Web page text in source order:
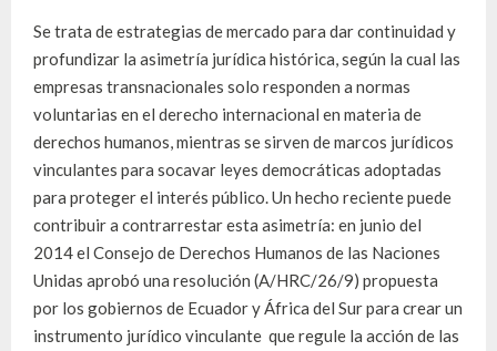
Se trata de estrategias de mercado para dar continuidad y
profundizar la asimetría jurídica histórica, según la cual las
empresas transnacionales solo responden a normas
voluntarias en el derecho internacional en materia de
derechos humanos, mientras se sirven de marcos jurídicos
vinculantes para socavar leyes democráticas adoptadas
para proteger el interés público. Un hecho reciente puede
contribuir a contrarrestar esta asimetría: en junio del
2014 el Consejo de Derechos Humanos de las Naciones
Unidas aprobó una resolución (A/HRC/26/9) propuesta
por los gobiernos de Ecuador y África del Sur para crear un
instrumento jurídico vinculante que regule la acción de las